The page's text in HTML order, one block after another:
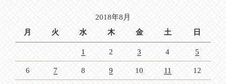
ョ
ン
2018年8月
月
火 水 木 金 土 日
1 2 3 4 5
6 7 8 9 10 11 12